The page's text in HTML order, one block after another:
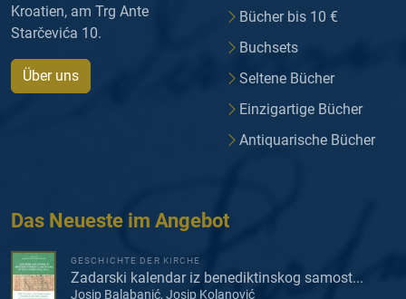
Kroatien, am Trg Ante
Starčevića 10.
Über uns
Bücher bis 10 €
Buchsets
Seltene Bücher
Einzigartige Bücher
Antiquarische Bücher
Das Neueste im Angebot
GESCHICHTE DER KIRCHE
Zadarski kalendar iz benediktinskog samost...
Josip Balabanić, Josip Kolanović